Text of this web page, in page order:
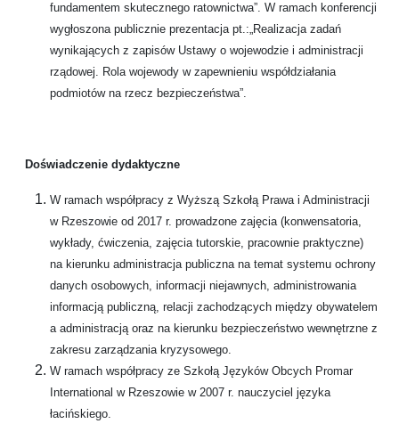
fundamentem skutecznego ratownictwa”. W ramach konferencji
wygłoszona publicznie prezentacja pt.:„Realizacja zadań
wynikających z zapisów Ustawy o wojewodzie i administracji
rządowej. Rola wojewody w zapewnieniu współdziałania
podmiotów na rzecz bezpieczeństwa”.
Doświadczenie dydaktyczne
W ramach współpracy z Wyższą Szkołą Prawa i Administracji
w Rzeszowie od 2017 r. prowadzone zajęcia (konwensatoria,
wykłady, ćwiczenia, zajęcia tutorskie, pracownie praktyczne)
na kierunku administracja publiczna na temat systemu ochrony
danych osobowych, informacji niejawnych, administrowania
informacją publiczną, relacji zachodzących między obywatelem
a administracją oraz na kierunku bezpieczeństwo wewnętrzne z
zakresu zarządzania kryzysowego.
W ramach współpracy ze Szkołą Języków Obcych Promar
International w Rzeszowie w 2007 r. nauczyciel języka
łacińskiego.